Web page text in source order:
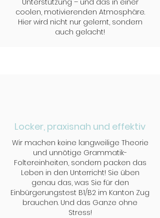
Unterstützung – und das in einer
coolen, motivierenden Atmosphäre.
Hier wird nicht nur gelernt, sondern
auch gelacht!
Locker, praxisnah und effektiv
Wir machen keine langweilige Theorie
und unnötige Grammatik-
Foltereinheiten, sondern packen das
Leben in den Unterricht! Sie üben
genau das, was Sie für den
Einbürgerungstest B1/B2 im Kanton Zug
brauchen. Und das Ganze ohne
Stress!